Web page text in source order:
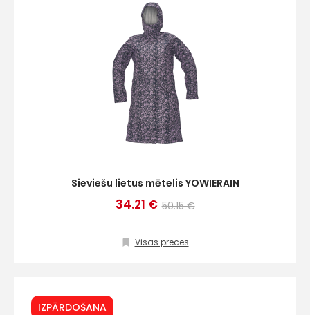
Sieviešu lietus mētelis YOWIERAIN
34.21 € 50.15 €
Visas preces
IZPĀRDOŠANA